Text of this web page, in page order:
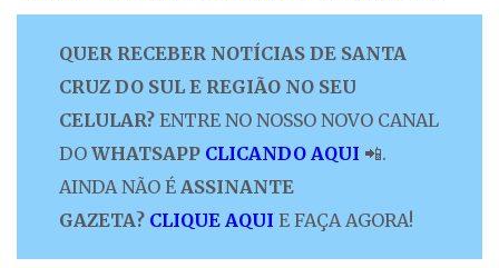
QUER RECEBER NOTÍCIAS DE SANTA
CRUZ DO SUL E REGIÃO NO SEU
CELULAR? ENTRE NO NOSSO NOVO CANAL
DO WHATSAPP CLICANDO AQUI 📲.
AINDA NÃO É ASSINANTE
GAZETA? CLIQUE AQUI E FAÇA AGORA!